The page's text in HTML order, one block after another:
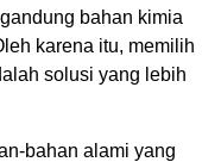
bahan kimia
karena itu, memilih
solusi yang lebih
bahan alami yang